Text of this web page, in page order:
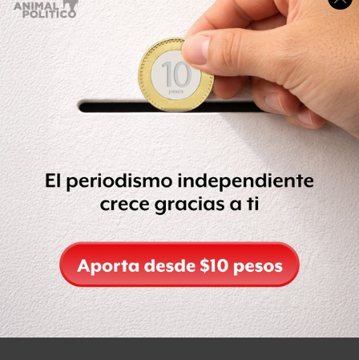
bajo custodia
un máximo de 48 horas antes de
comparecer ante los jueces
Un exasistente de Sarkozy, Alexandre Djouhri, fue
recientemente arrestado en Londres por el mismo caso.